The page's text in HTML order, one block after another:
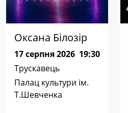
Оксана Білозір
17 серпня 2026 19:30
Трускавець
Палац культури ім.
Т.Шевченка